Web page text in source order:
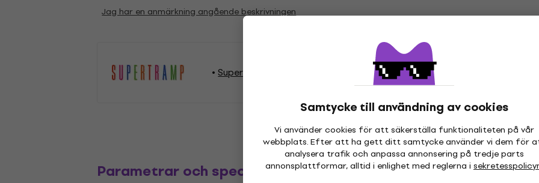
Samtycke till användning av cookies
Vi använder cookies för att säkerställa funktionaliteten på vår
webbplats. Efter att ha gett ditt samtycke använder vi dem för
analysera trafik och anpassa annonsering på tredje parts
annonsplattformar, alltid i enlighet med reglerna i
Jag har en anmärkning angående beskrivningen
Supertramp Vinyl LP-skivor
Parametrar och specifikationer